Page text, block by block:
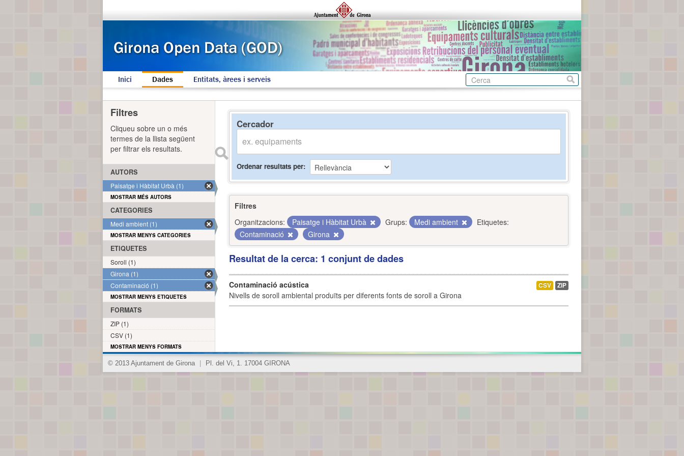
Inici Dades Entitats, àrees i serveis
Cercador
Ordenar resultats per
Filtres
Organitzacions:
Paisatge i Hàbitat Urbà Grups: Medi ambient
Etiquetes:
Contaminació
Girona
Resultat de la cerca: 1 conjunt de dades
Contaminació acústica
Nivells de soroll ambiental produïts per diferents fonts de soroll a Girona
CSV ZIP
Filtres
Cliqueu sobre un o més
termes de la llista següent
per filtrar els resultats.
AUTORS
Paisatge i Hàbitat Urbà (1)
MOSTRAR MÉS AUTORS
CATEGORIES
Medi ambient (1)
MOSTRAR MENYS CATEGORIES
ETIQUETES
Soroll (1)
Girona (1)
Contaminació (1)
MOSTRAR MENYS ETIQUETES
FORMATS
ZIP (1)
CSV (1)
MOSTRAR MENYS FORMATS
© 2013 Ajuntament de Girona Pl. del Vi, 1. 17004 GIRONA